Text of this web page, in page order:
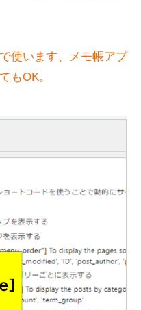
使います、メモ帳アプ
もOK。